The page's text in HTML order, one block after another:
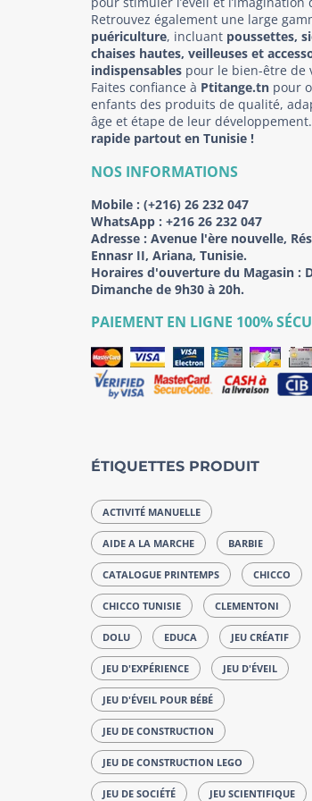
Retrouvez également une large
puériculture, incluant poussettes,
chaises hautes, veilleuses et
indispensables pour le bien-être de
Faites confiance à Ptitange.tn pour
enfants des produits de qualité,
âge et étape de leur développement.
rapide partout en Tunisie !
NOS INFORMATIONS
Mobile : (+216) 26 232 047
WhatsApp : +216 26 232 047
Adresse : Avenue l'ère nouvelle,
Ennasr II, Ariana, Tunisie.
Horaires d'ouverture du Magasin :
Dimanche de 9h30 à 20h.
PAIEMENT EN LIGNE 100%
ÉTIQUETTES PRODUIT
ACTIVITÉ MANUELLE
AIDE A LA MARCHE BARBIE
CATALOGUE PRINTEMPS CHICCO
CHICCO TUNISIE CLEMENTONI
DOLU EDUCA JEU CRÉATIF
JEU D'EXPÉRIENCE JEU D'ÉVEIL
JEU D'ÉVEIL POUR BÉBÉ
JEU DE CONSTRUCTION
JEU DE CONSTRUCTION LEGO
JEU DE SOCIÉTÉ JEU SCIENTIFIQUE